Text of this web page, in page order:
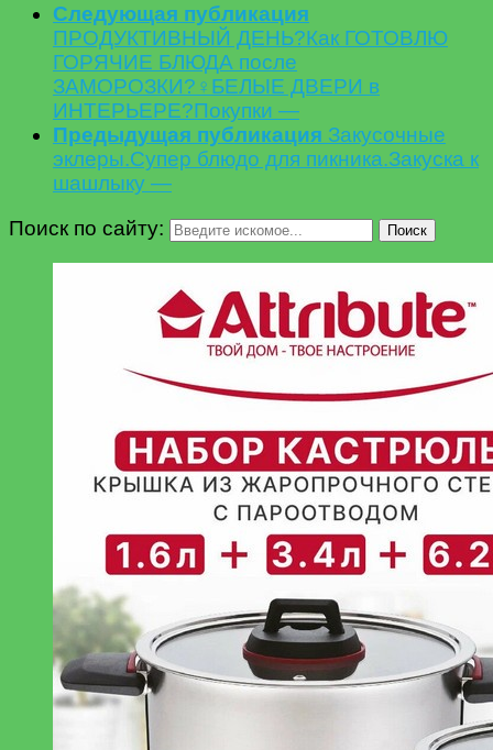
Следующая публикация
ПРОДУКТИВНЫЙ ДЕНЬ?Как ГОТОВЛЮ
ГОРЯЧИЕ БЛЮДА после
ЗАМОРОЗКИ?‍♀️БЕЛЫЕ ДВЕРИ в
ИНТЕРЬЕРЕ?Покупки —
Предыдущая публикация Закусочные
эклеры.Супер блюдо для пикника.Закуска к
шашлыку —
Поиск по сайту:
Поиск